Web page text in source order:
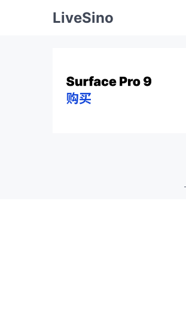
LiveSino